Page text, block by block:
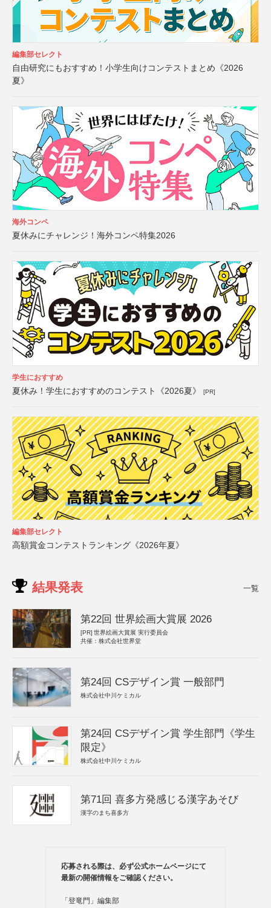
編集部セレクト
自由研究にもおすすめ！小学生向けコンテストまとめ《2026
夏》
海外コンペ
夏休みにチャレンジ！海外コンペ特集2026
学生におすすめ
夏休み！学生におすすめのコンテスト《2026夏》 [PR]
編集部セレクト
高額賞金コンテストランキング《2026年夏》
結果発表 一覧
第22回 世界絵画大賞展 2026
[PR] 世界絵画大賞展 実行委員会
共催：株式会社世界堂
第24回 CSデザイン賞 一般部門
株式会社中川ケミカル
第24回 CSデザイン賞 学生部門《学生
限定》
株式会社中川ケミカル
第71回 喜多方発感じる漢字あそび
漢字のまち喜多方
応募される際は、必ず公式ホームページにて
最新の開催情報をご確認ください。
「登竜門」編集部